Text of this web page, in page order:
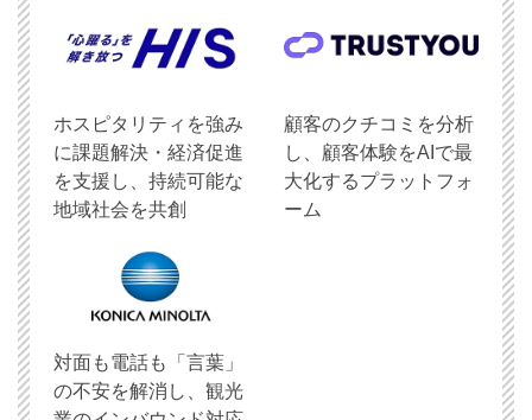
ホスピタリティを強み
に課題解決・経済促進
を支援し、持続可能な
地域社会を共創
顧客のクチコミを分析
し、顧客体験をAIで最
大化するプラットフォ
ーム
対面も電話も「言葉」
の不安を解消し、観光